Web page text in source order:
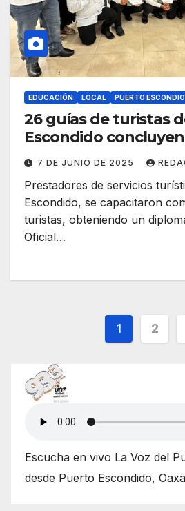
EDUCACIÓN LOCAL PUERTO ESCONDIO
26 guías de turistas
Escondido
7 DE JUNIO DE 2025
Prestadores de servicios
Escondido, se capacitaron
turistas, obteniendo un
Oficial…
1 2
Escucha en vivo La Voz del
desde Puerto Escondido,